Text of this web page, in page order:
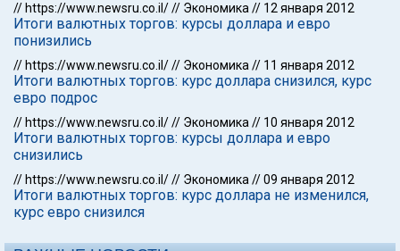
// https://www.newsru.co.il/// Экономика // 12 января 2012
Итоги валютных торгов: курсы доллара и евро
понизились
// https://www.newsru.co.il/// Экономика // 11 января 2012
Итоги валютных торгов: курс доллара снизился, курс
евро подрос
// https://www.newsru.co.il/// Экономика // 10 января 2012
Итоги валютных торгов: курсы доллара и евро
снизились
// https://www.newsru.co.il/// Экономика //09 января 2012
Итоги валютных торгов: курс доллара не изменился,
курс евро снизился